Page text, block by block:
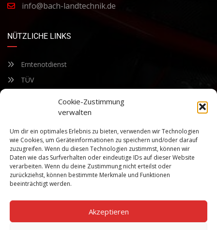
Cookie-Zustimmung
verwalten
Um dir ein optimales Erlebnis zu bieten, verwenden wir Technologien
wie Cookies, um Geräteinformationen zu speichern und/oder darauf
zuzugreifen. Wenn du diesen Technologien zustimmst, können wir
Daten wie das Surfverhalten oder eindeutige IDs auf dieser Website
verarbeiten. Wenn du deine Zustimmung nicht erteilst oder
zurückziehst, können bestimmte Merkmale und Funktionen
beeinträchtigt werden.
Akzeptieren
info@bach-landtechnik.de
NÜTZLICHE LINKS
Erntenotdienst
TÜV
Bleiben Sie auf dem Laufenden über unsere sich ständig
weiterentwickelnden Produkteigenschaften und Technologien.
Geben Sie Ihre E-Mail-Adresse ein und abonnieren Sie unseren
Newsletter.